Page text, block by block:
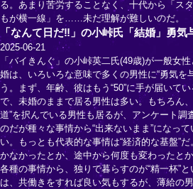
る。あまり苦労することなく、十代から「ス
もが横一線」を……未だ理解が難しいのだ。
「なんて日だ‼」の小峠氏「結婚」勇気
2025-06-21
「バイきんぐ」の小峠英二氏(49歳)が一般女
婚は、いろいろな意味で多くの男性に“勇気を
う。まず、年齢、彼はもう“50”に手が届いて
で、未婚のままで居る男性は多い。もちろん
道”を択んでいる男性も居るが、アンケート調
のだが種々な事情から“出来ないまま”になっ
い。もっとも代表的な事情は“経済的な基盤”
かなかったとか、途中から何度も変わったと
各種の事情から、独りで暮らすのが“精一杯”
は、共働きをすれば良い気もするが、薄給の